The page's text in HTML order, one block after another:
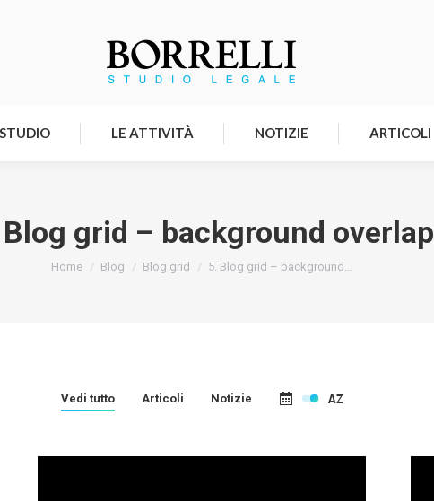
LE ATTIVITÀ NOTIZIE ARTICOLI
grid – background overlap
Tu sei qui:
Home Blog Blog grid 5. Blog grid – background…
Vedi tutto Articoli Notizie
LO STUDIO LE ATTIVITÀ